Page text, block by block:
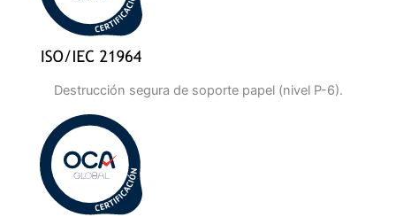
Destrucción segura de soporte papel (nivel P-6).